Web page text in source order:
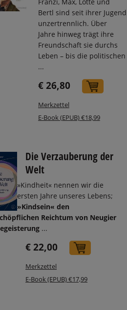
Bertl sind seit ihrer Jugend
unzertrennlich. Über
Jahre hinweg trägt ihre
Freundschaft sie durchs
Leben – bis die politischen
...
€ 26,80
Merkzettel
E-Book (EPUB) €18,99
Die Verzauberung der
Welt
»Kindheit« nennen wir die
ersten Jahre unseres Lebens;
»Kindsein« den
Reichtum von Neugier
...
€ 22,00
Merkzettel
E-Book (EPUB) €17,99